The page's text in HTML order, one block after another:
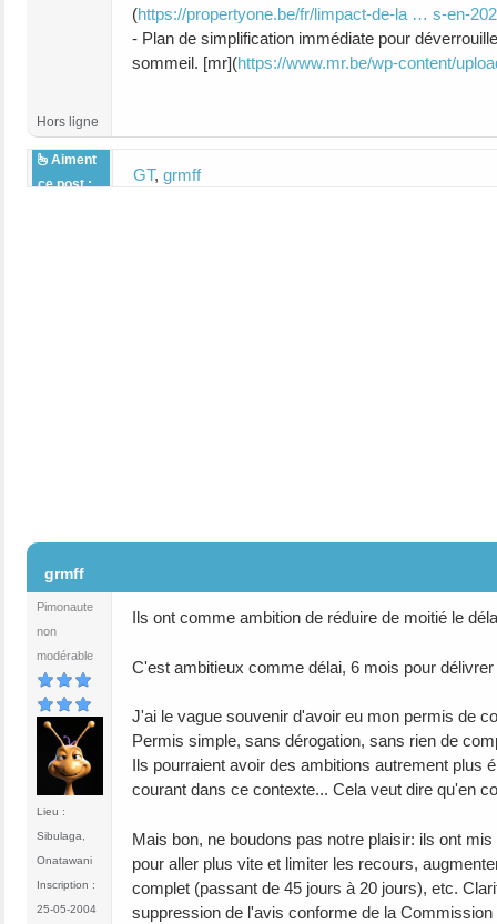
(https://propertyone.be/fr/limpact-de-la … s-en-
- Plan de simplification immédiate pour
sommeil. [mr](https://www.mr.be/wp-content/
Hors ligne
Aiment
ce post :
GT, grmff
grmff
Pimonaute
non
modérable
Lieu :
Sibulaga,
Onatawani
Inscription :
25-05-2004
Ils ont comme ambition de réduire de moitié le
C'est ambitieux comme délai, 6 mois pour
J'ai le vague souvenir d'avoir eu mon permis de
Permis simple, sans dérogation, sans rien de
Ils pourraient avoir des ambitions autrement plus
courant dans ce contexte... Cela veut dire qu'en
Mais bon, ne boudons pas notre plaisir: ils ont
pour aller plus vite et limiter les recours,
complet (passant de 45 jours à 20 jours), etc.
suppression de l'avis conforme de la